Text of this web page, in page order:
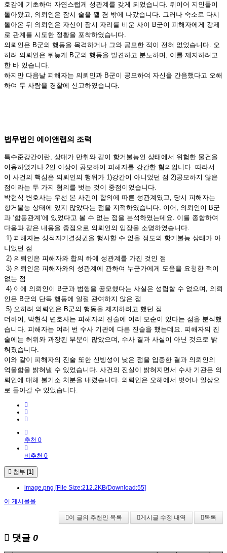
호감에 기초하여 자연스럽게 성관계를 갖게 되었습니다. 뒤이어 지인들이
돌아왔고, 의뢰인은 잠시 술을 깰 겸 밖에 나갔습니다. 그러나 숙소로 다시
돌아온 뒤 의뢰인은 자신이 잠시 자리를 비운 사이 B군이 피해자에게 강제
로 관계를 시도한 정황을 포착하였습니다.
의뢰인은 B군의 행동을 목격하거나 그와 공모한 적이 전혀 없었습니다. 오
히려 의뢰인은 뒤늦게 B군의 행동을 발견하고 분노하며, 이를 제지하려고
한 바 있습니다.
하지만 다음날 피해자는 의뢰인과 B군이 공모하여 자신을 간음했다고 오해
하여 두 사람을 경찰에 신고하였습니다.
법무법인 에이앤랩의 조력
특수준강간이란, 상대가 만취와 같이 항거불능인 상태에서 위험한 물건을
이용하였거나 2인 이상이 공모하여 피해자를 강간한 혐의입니다. 따라서
이 사건의 핵심은 의뢰인의 행위가 1)강간이 아니었던 점 2)공모하지 않은
점이라는 두 가지 혐의를 벗는 것이 중점이었습니다.
박현식 변호사는 우선 본 사건이 합의에 따른 성관계였고, 당시 피해자는
항거불능 상태에 있지 않았다는 점을 지적하였습니다. 이어, 의뢰인이 B군
과 ‘합동관계’에 있었다고 볼 수 없는 점을 분석하였는데요. 이를 종합하여
다음과 같은 내용을 중점으로 의뢰인의 입장을 소명하였습니다.
1) 피해자는 성적자기결정권을 행사할 수 없을 정도의 항거불능 상태가 아
니었던 점
2) 의뢰인은 피해자와 합의 하에 성관계를 가진 것인 점
3) 의뢰인은 피해자와의 성관계에 관하여 누군가에게 도움을 요청한 적이
없는 점
4) 이에 의뢰인이 B군과 범행을 공모했다는 사실은 성립할 수 없으며, 의뢰
인은 B군의 단독 행동에 일절 관여하지 않은 점
5) 오히려 의뢰인은 B군의 행동을 제지하려고 했던 점
더하여, 박현식 변호사는 피해자의 진술에 여러 모순이 있다는 점을 분석했
습니다. 피해자는 여러 번 수사 기관에 다른 진술을 했는데요. 피해자의 진
술에는 허위와 과장된 부분이 많았으며, 수사 결과 사실이 아닌 것으로 밝
혀졌습니다.
이와 같이 피해자의 진술 또한 신빙성이 낮은 점을 입증한 결과 의뢰인의
억울함을 밝혀낼 수 있었습니다. 사건의 진실이 밝혀지면서 수사 기관은 의
뢰인에 대해 불기소 처분을 내렸습니다. 의뢰인은 오해에서 벗어나 일상으
로 돌아갈 수 있었습니다.
추천 0
비추천 0
첨부 [1]
image.png [File Size:212.2KB/Download:55]
이 게시물을
이 글의 추천인 목록 게시글 수정 내역 목록
댓글 0